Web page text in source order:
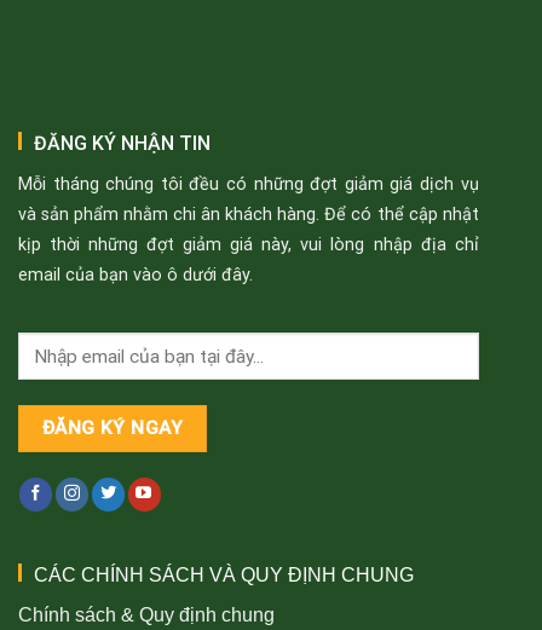
ĐĂNG KÝ NHẬN TIN
Mỗi tháng chúng tôi đều có những đợt giảm giá dịch vụ
và sản phẩm nhằm chi ân khách hàng. Để có thể cập nhật
kịp thời những đợt giảm giá này, vui lòng nhập địa chỉ
email của bạn vào ô dưới đây.
CÁC CHÍNH SÁCH VÀ QUY ĐỊNH CHUNG
Chính sách & Quy định chung